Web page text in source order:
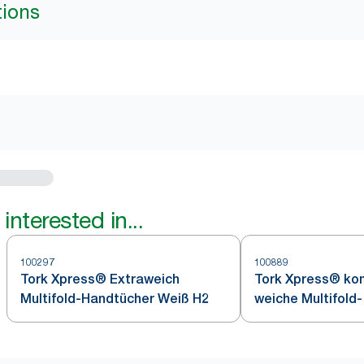
in...
100297
Tork Xpress® Extraweich
Multifold-Handtücher Weiß H2
100889
Tork Xpress®
weiche Multifold-